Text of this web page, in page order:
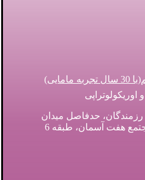
حدفاصل میدان
ماه فرخی و سه راه بنفشه، مجتمع هفت آسمان، طبقه 6